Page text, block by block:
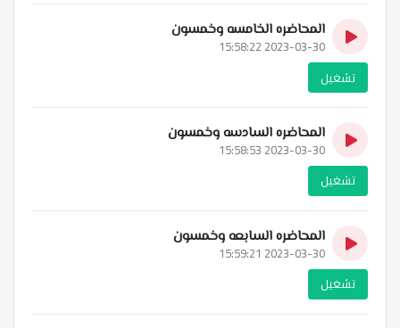
المحاضره الخامسه وخمسون
2023-03-30 15:58:22
تشغيل
المحاضره السادسه وخمسون
2023-03-30 15:58:53
تشغيل
المحاضره السابعه وخمسون
2023-03-30 15:59:21
تشغيل